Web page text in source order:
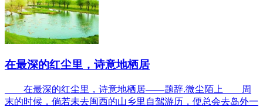
在最深的红尘里，诗意地栖居
在最深的红尘里，诗意地栖居——题辞.微尘陌上 周
末的时候，倘若未去闽西的山乡里自驾游历，便总会去岛外一